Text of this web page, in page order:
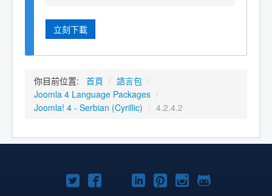
立刻下載
你目前位置: 首頁 / 語言包 /
Joomla 4 Language Packages /
Joomla! 4 - Serbian (Cyrillic) / 4.2.4.2
TwitterFacebookYouTube
Linkedln
Pinterest
Instagram
GitHub